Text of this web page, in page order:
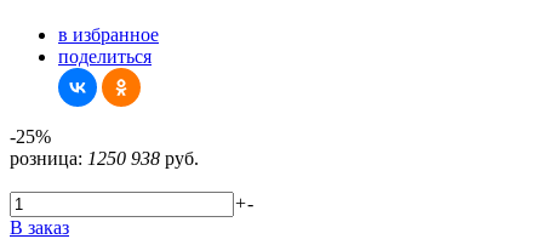
в избранное
поделиться
-25%
розница: 1250 938 руб.
+-
В заказ